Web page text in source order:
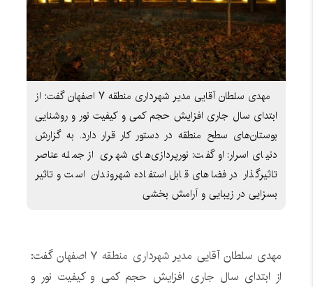
مهدی سلطان آقایی مدیر شهرداری منطقه ۷ اصفهان گفت: از
ابتدای سال جاری افزایش حجم کمی و کیفیت نور و روشنایی
بوستان‌های سطح منطقه در دستور کار قرار دارد. به گزارش
دنیای اسرار:او گفت: نورپردازی‌های شهری از جمله عناصر
تاثیرگذار در فضاهای قابل استفاده شهروندان است و تاثیر
بسزایی در زیبایی و آرامش بخشی
مهدی سلطان آقایی مدیرشهرداری منطقه ۷ اصفهان
گفت:
از ابتدای سال جاری افزایش حجم کمی و کیفیت نور و